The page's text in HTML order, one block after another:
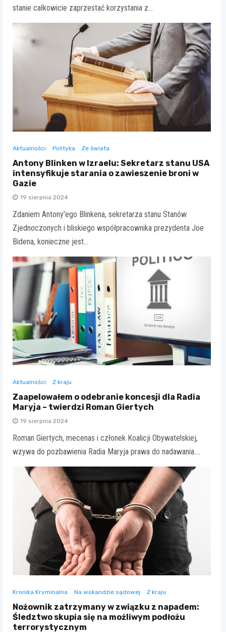
stanie całkowicie zaprzestać korzystania z…
Aktualności Polityka Ze świata
Antony Blinken w Izraelu: Sekretarz stanu USA
intensyfikuje starania o zawieszenie broni w
Gazie
19 sierpnia 2024
Zdaniem Antony'ego Blinkena, sekretarza stanu Stanów
Zjednoczonych i bliskiego współpracownika prezydenta Joe
Bidena, konieczne jest…
Aktualności Z kraju
Zaapelowałem o odebranie koncesji dla Radia
Maryja – twierdzi Roman Giertych
19 sierpnia 2024
Roman Giertych, mecenas i członek Koalicji Obywatelskiej,
wzywa do pozbawienia Radia Maryja prawa do nadawania.…
Kronika Kryminalna Na wokandzie sądowej Z kraju
Nożownik zatrzymany w związku z napadem:
Śledztwo skupia się na możliwym podłożu
terrorystycznym